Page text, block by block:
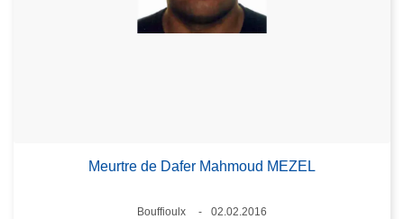
Meurtre de Dafer Mahmoud MEZEL
Standort
Bouffioulx
02.02.2016